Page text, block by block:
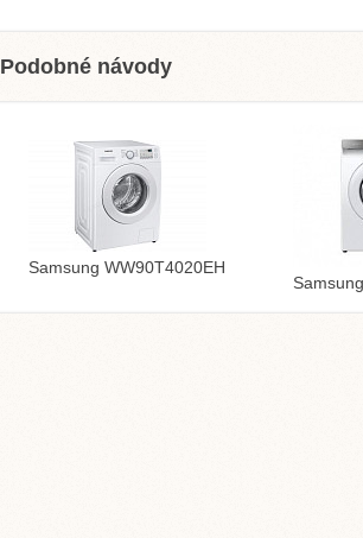
Podobné návody
Samsung WW90T4020EH